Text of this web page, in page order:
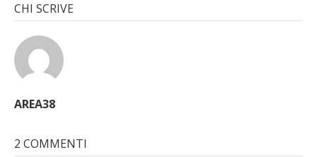
CHI SCRIVE
AREA38
2 COMMENTI